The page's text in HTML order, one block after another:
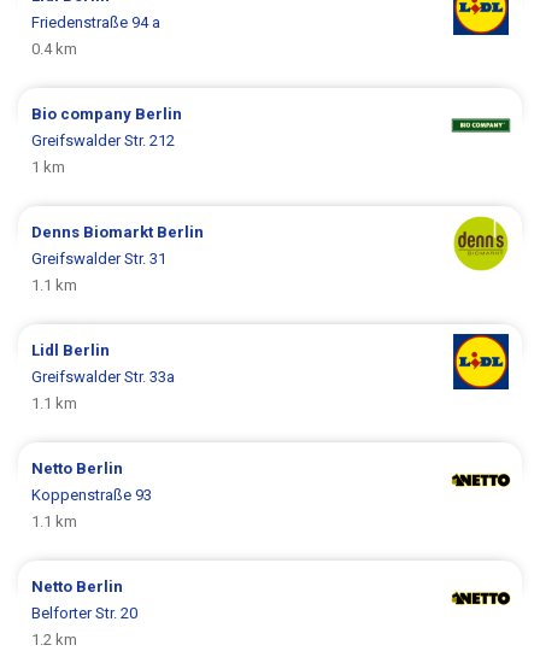
Friedenstraße 94 a
0.4 km
Bio company Berlin
Greifswalder Str. 212
1 km
Denns Biomarkt Berlin
Greifswalder Str. 31
1.1 km
Lidl Berlin
Greifswalder Str. 33a
1.1 km
Netto Berlin
Koppenstraße 93
1.1 km
Netto Berlin
Belforter Str. 20
1.2 km